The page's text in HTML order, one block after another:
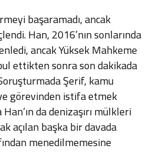
başaramadı, ancak
Han, 2016’nın sonlarında
ancak Yüksek Mahkeme
ettikten sonra son dakikada
Şerif, kamu
görevinden istifa etmek
da denizaşırı mülkleri
açılan başka bir davada
menedilmemesine